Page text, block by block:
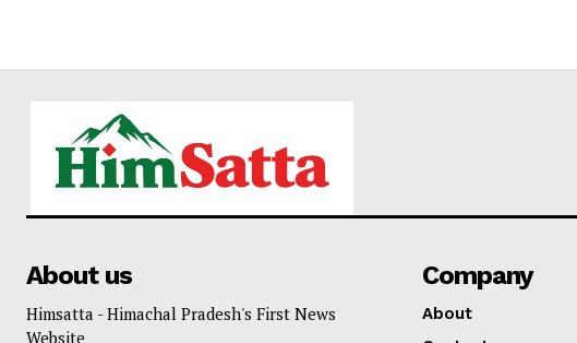
About us
Himsatta - Himachal Pradesh's First News
Website
Company
About